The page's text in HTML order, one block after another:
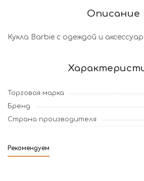
Описание
Кукла Barbie с одеждой и
Торговая марка
Бренд
Страна производителя
Рекомендуем